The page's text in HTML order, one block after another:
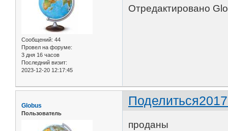
Сообщений: 44
Провел на форуме:
3 дня 16 часов
Последний визит:
2023-12-20 12:17:45
Отредактировано
Поделиться
Globus
Пользователь
проданы